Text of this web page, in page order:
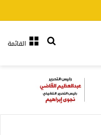
القائمةبحث عن